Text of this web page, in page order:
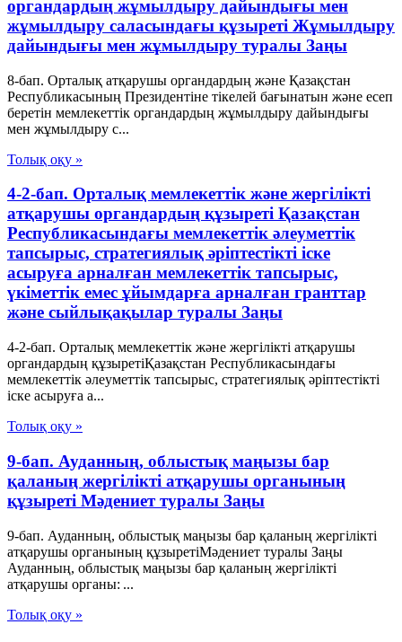
органдардың жұмылдыру дайындығы мен
жұмылдыру саласындағы құзыреті Жұмылдыру
дайындығы мен жұмылдыру туралы Заңы
8-бап. Орталық атқарушы органдардың және Қазақстан
Республикасының Президентіне тікелей бағынатын және есеп
беретін мемлекеттік органдардың жұмылдыру дайындығы
мен жұмылдыру с...
Толық оқу »
4-2-бап. Орталық мемлекеттік және жергілікті
атқарушы органдардың құзыреті Қазақстан
Республикасындағы мемлекеттік әлеуметтік
тапсырыс, стратегиялық әріптестікті іске
асыруға арналған мемлекеттік тапсырыс,
үкіметтік емес ұйымдарға арналған гранттар
және сыйлықақылар туралы Заңы
4-2-бап. Орталық мемлекеттік және жергілікті атқарушы
органдардың құзыретіҚазақстан Республикасындағы
мемлекеттік әлеуметтік тапсырыс, стратегиялық әріптестікті
іске асыруға а...
Толық оқу »
9-бап. Ауданның, облыстық маңызы бар
қаланың жергілікті атқарушы органының
құзыреті Мәдениет туралы Заңы
9-бап. Ауданның, облыстық маңызы бар қаланың жергілікті
атқарушы органының құзыретіМәдениет туралы Заңы
Ауданның, облыстық маңызы бар қаланың жергілікті
атқарушы органы: ...
Толық оқу »